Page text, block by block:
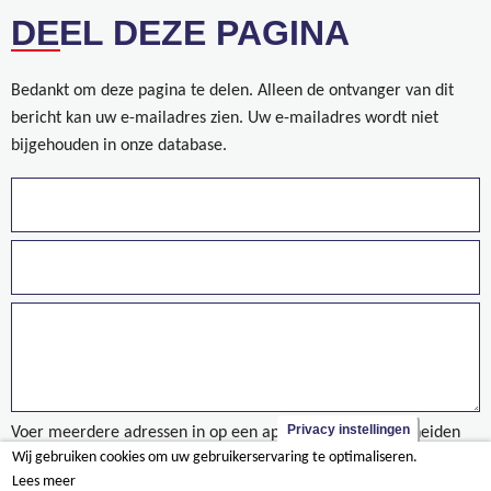
DEEL DEZE PAGINA
Bedankt om deze pagina te delen. Alleen de ontvanger van dit
bericht kan uw e-mailadres zien. Uw e-mailadres wordt niet
bijgehouden in onze database.
Voer meerdere adressen in op een aparte regels of gescheiden
door een komma.
Privacy instellingen
Wij gebruiken cookies om uw gebruikerservaring te optimaliseren.
Lees meer